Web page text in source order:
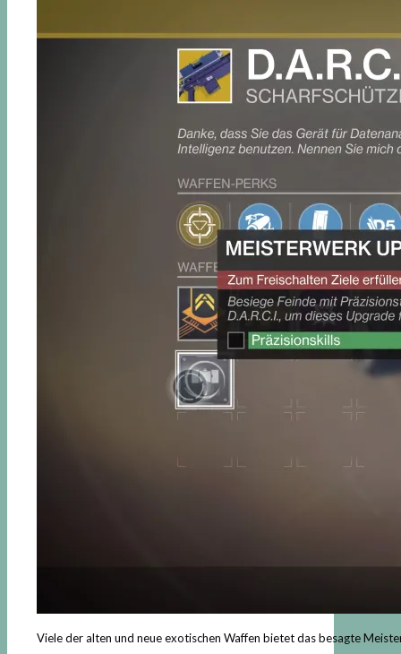
Viele der alten und neue exotischen Waffen bietet das besagte